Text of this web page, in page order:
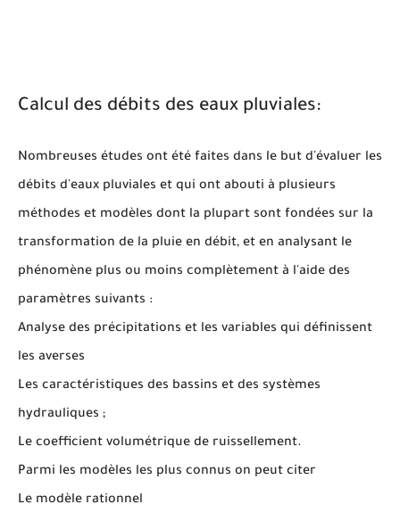
Calcul des débits des eaux pluviales:
Nombreuses études ont été faites dans le but d'évaluer les
débits d'eaux pluviales et qui ont abouti à plusieurs
méthodes et modèles dont la plupart sont fondées sur la
transformation de la pluie en débit, et en analysant le
phénomène plus ou moins complètement à l'aide des
paramètres suivants :
Analyse des précipitations et les variables qui définissent
les averses
Les caractéristiques des bassins et des systèmes
hydrauliques ;
Le coefficient volumétrique de ruissellement.
Parmi les modèles les plus connus on peut citer
Le modèle rationnel